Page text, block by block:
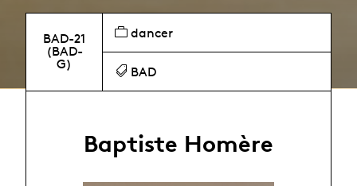
BAD-21
(BAD-
G)
dancer
BAD
Baptiste Homère